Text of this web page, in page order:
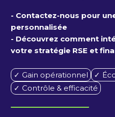
- Contactez-nous pour
personnalisée
- Découvrez comment
votre stratégie RSE et
✓ Gain opérationnel
✓
✓ Contrôle & efficacité